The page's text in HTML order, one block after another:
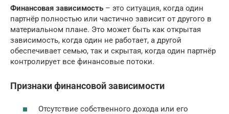
Финансовая зависимость – это ситуация, когда один
партнёр полностью или частично зависит от другого в
материальном плане. Это может быть как открытая
зависимость, когда один не работает, а другой
обеспечивает семью, так и скрытая, когда один партнёр
контролирует все финансовые потоки.
Признаки финансовой зависимости
Отсутствие собственного дохода или его